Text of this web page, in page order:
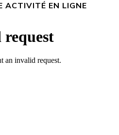
ACTIVITÉ EN LIGNE